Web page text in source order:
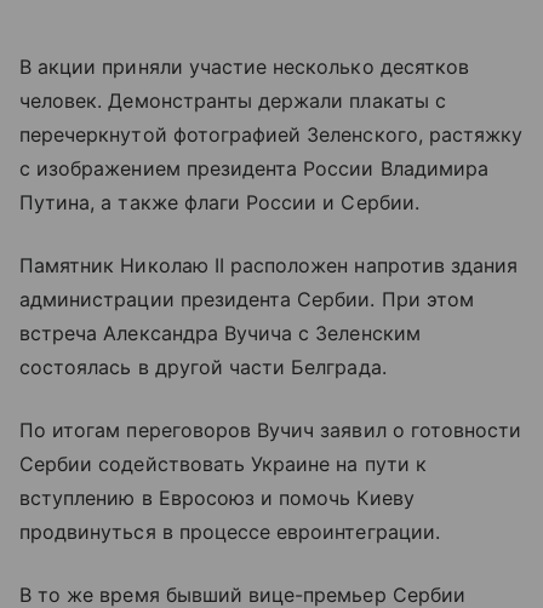
В акции приняли участие несколько десятков
человек. Демонстранты держали плакаты с
перечеркнутой фотографией Зеленского, растяжку
с изображением президента России Владимира
Путина, а также флаги России и Сербии.
Памятник Николаю II расположен напротив здания
администрации президента Сербии. При этом
встреча Александра Вучича с Зеленским
состоялась в другой части Белграда.
По итогам переговоров Вучич заявил о готовности
Сербии содействовать Украине на пути к
вступлению в Евросоюз и помочь Киеву
продвинуться в процессе евроинтеграции.
В то же время бывший вице-премьер Сербии